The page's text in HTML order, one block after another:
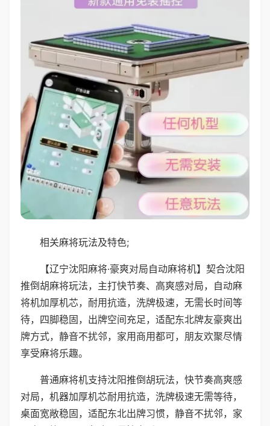
相关麻将玩法及特色;
【辽宁沈阳麻将·豪爽对局自动麻将机】契合沈阳
推倒胡麻将玩法，主打快节奏、高爽感对局，自动麻
将机加厚机芯，耐用抗造，洗牌极速，无需长时间等
待，四脚稳固，出牌空间充足，适配东北牌友豪爽出
牌方式，静音不扰邻，家用商用都可，朋友欢聚尽情
享受麻将乐趣。
普通麻将机支持沈阳推倒胡玩法，快节奏高爽感
对局，机器加厚机芯耐用抗造，洗牌极速无需等待，
桌面宽敞稳固，适配东北出牌习惯，静音不扰邻，家